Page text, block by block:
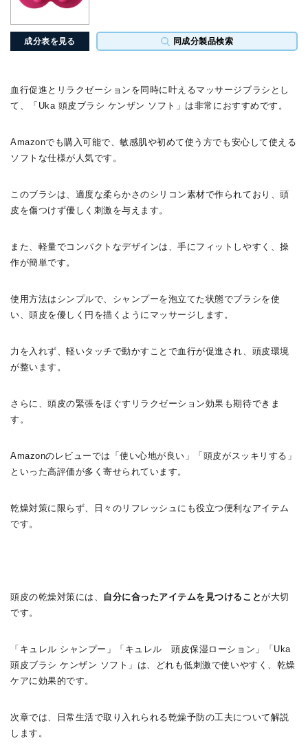
成分表を見る 同成分製品検索
血行促進とリラクゼーションを同時に叶えるマッサージブラシとし
て、「Uka 頭皮ブラシ ケンザン ソフト」は非常におすすめです。
Amazonでも購入可能で、敏感肌や初めて使う方でも安心して使える
ソフトな仕様が人気です。
このブラシは、適度な柔らかさのシリコン素材で作られており、頭
皮を傷つけず優しく刺激を与えます。
また、軽量でコンパクトなデザインは、手にフィットしやすく、操
作が簡単です。
使用方法はシンプルで、シャンプーを泡立てた状態でブラシを使
い、頭皮を優しく円を描くようにマッサージします。
力を入れず、軽いタッチで動かすことで血行が促進され、頭皮環境
が整います。
さらに、頭皮の緊張をほぐすリラクゼーション効果も期待できま
す。
Amazonのレビューでは「使い心地が良い」「頭皮がスッキリする」
といった高評価が多く寄せられています。
乾燥対策に限らず、日々のリフレッシュにも役立つ便利なアイテム
です。
頭皮の乾燥対策には、 自分に合ったアイテムを見つけることが大切
です。
「キュレル シャンプー」「キュレル 頭皮保湿ローション」「Uka
頭皮ブラシ ケンザン ソフト」は、どれも低刺激で使いやすく、乾燥
ケアに効果的です。
次章では、日常生活で取り入れられる乾燥予防の工夫について解説
します。